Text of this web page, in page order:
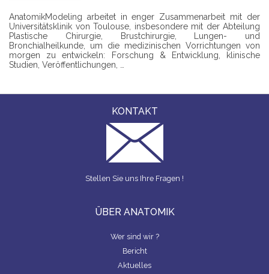
AnatomikModeling arbeitet in enger Zusammenarbeit mit der
Universitätsklinik von Toulouse, insbesondere mit der Abteilung
Plastische Chirurgie, Brustchirurgie, Lungen- und
Bronchialheilkunde, um die medizinischen Vorrichtungen von
morgen zu entwickeln: Forschung & Entwicklung, klinische
Studien, Veröffentlichungen, …
KONTAKT
Stellen Sie uns Ihre Fragen !
ÜBER ANATOMIK
Wer sind wir ?
Bericht
Aktuelles